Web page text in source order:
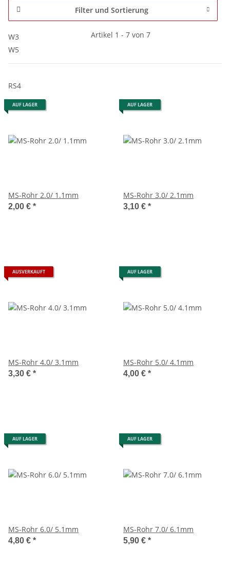
Filter und Sortierung
W3
Artikel 1 - 7 von 7
W5
RS4
AUF LAGER
MS-Rohr 2.0/ 1.1mm
2,00 € *
AUF LAGER
MS-Rohr 3.0/ 2.1mm
3,10 € *
AUSVERKAUFT
MS-Rohr 4.0/ 3.1mm
3,30 € *
AUF LAGER
MS-Rohr 5.0/ 4.1mm
4,00 € *
AUF LAGER
MS-Rohr 6.0/ 5.1mm
4,80 € *
AUF LAGER
MS-Rohr 7.0/ 6.1mm
5,90 € *